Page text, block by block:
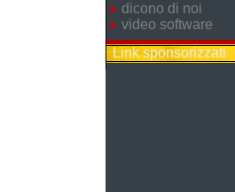
dicono di noi
video software
Link sponsorizzati